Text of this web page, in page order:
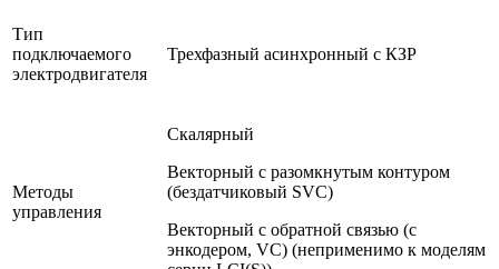
Тип
подключаемого
электродвигателя
Трехфазный асинхронный с КЗР
Методы
управления
Скалярный
Векторный с разомкнутым контуром
(бездатчиковый SVC)
Векторный с обратной связью (с
энкодером, VC) (неприменимо к моделям